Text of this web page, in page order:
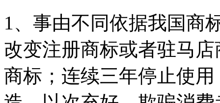
1、事由不同依据我国商
改变注册商标或者驻马
商标；连续三年停止使